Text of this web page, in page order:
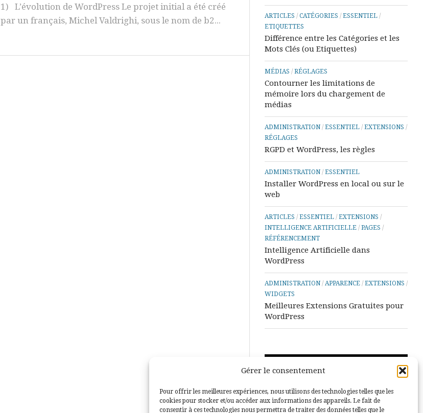
Gérer le consentement
Pour offrir les meilleures expériences, nous utilisons des technologies telles que les
cookies pour stocker et/ou accéder aux informations des appareils. Le fait de
consentir à ces technologies nous permettra de traiter des données telles que le
Aide
&
Access
1) L’évolution de WordPress Le projet initial a été créé
par un français, Michel Valdrighi, sous le nom de b2...
ARTICLES /CATÉGORIES /ESSENTIEL /
ETIQUETTES
Différence entre les Catégories et les
Mots Clés (ou Etiquettes)
MÉDIAS /RÉGLAGES
Contourner les limitations de
mémoire lors du chargement de
médias
ADMINISTRATION /ESSENTIEL /EXTENSIONS /
RÉGLAGES
RGPD et WordPress, les règles
ADMINISTRATION /ESSENTIEL
Installer WordPress en local ou sur le
web
ARTICLES /ESSENTIEL /EXTENSIONS /
INTELLIGENCE ARTIFICIELLE /PAGES /
RÉFÉRENCEMENT
Intelligence Artificielle dans
WordPress
ADMINISTRATION / APPARENCE /EXTENSIONS /
WIDGETS
Meilleures Extensions Gratuites pour
WordPress
Lecteur
vidéo